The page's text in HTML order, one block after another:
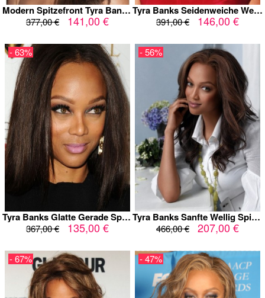
Modern Spitzefront Tyra Banks Wellig Kunsthaar Perücke
377,00 € 141,00 €
Tyra Banks Seidenweiche Wellig Spitzefront Kunsthaar Perücke
391,00 € 146,00 €
Tyra Banks Glatte Gerade Spitzefront Kunsthaar Perücke
367,00 € 135,00 €
- 63%
Tyra Banks Sanfte Wellig Spitzefront Echthaar Perücke
466,00 € 207,00 €
- 56%
- 67% - 47%